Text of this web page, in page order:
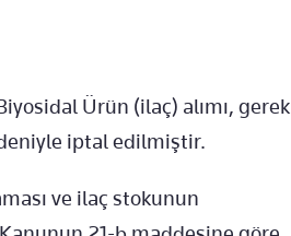
Ürün (ilaç) alımı, gerek
iptal edilmiştir.
ve ilaç stokunun